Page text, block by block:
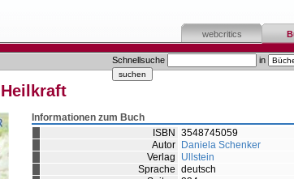
webcritics
Schnellsuche in
Informationen zum Buch
ISBN
3548745059
Autor
Daniela Schenker
Verlag
Ullstein
Sprache deutsch